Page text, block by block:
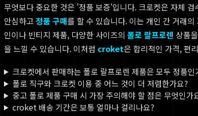
무엇보다 중요한 것은 '정품 보증'입니다. 크로켓은 자체
안심하고 정품 구매를 할 수 있습니다. 이는 개인 간 거래
인이나 빈티지 제품, 다양한 사이즈의 폴로 랄프로렌 상품
을 느낄 수 있습니다. 이처럼 croket은 합리적인 가격, 편
크로켓에서 판매하는 폴로 랄프로렌 제품은 모두 정품인
폴로 직구와 크로켓 이용 중 어느 것이 더 저렴한가요?
중고 폴로 제품 구매 시 가장 주의해야 할 점은 무엇인가
croket 배송 기간은 보통 얼마나 걸리나요?